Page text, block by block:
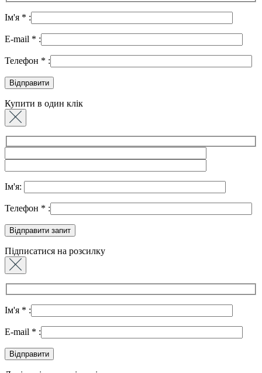
Ім'я * :
E-mail * :
Телефон * :
Купити в один клік
Ім'я:
Телефон * :
Підписатися на розсилку
Ім'я * :
E-mail * :